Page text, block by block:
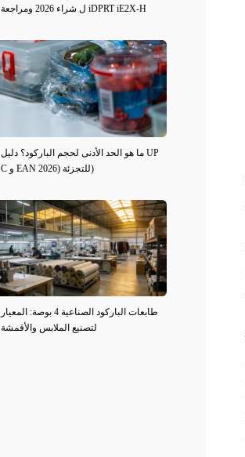
ل شراء 2026 ومراجعة iDPRT iE2X-H
ما هو الحد الأدنى لحجم الباركود؟ دليل UP
C و EAN للتجزئة (2026)
طابعات الباركود الصناعية 4 بوصة: المعيار
لتصنيع الملابس والأقمشة